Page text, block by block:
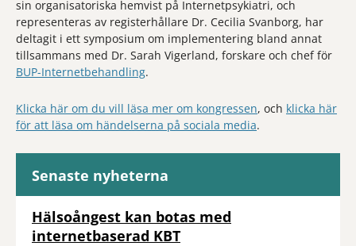
sin organisatoriska hemvist på Internetpsykiatri, och
representeras av registerhållare Dr. Cecilia Svanborg, har
deltagit i ett symposium om implementering bland annat
tillsammans med Dr. Sarah Vigerland, forskare och chef för
BUP-Internetbehandling.
Klicka här om du vill läsa mer om kongressen, och klicka här
för att läsa om händelserna på sociala media.
Senaste nyheterna
Hälsoångest kan botas med
internetbaserad KBT